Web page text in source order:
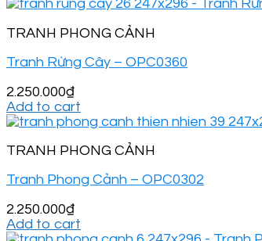
TRANH PHONG CẢNH
Tranh Rừng Cây – OPC0360
2.250.000₫
Add to cart
TRANH PHONG CẢNH
Tranh Phong Cảnh – OPC0302
2.250.000₫
Add to cart